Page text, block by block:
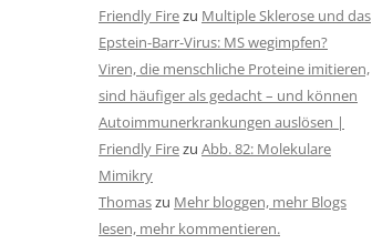
Friendly Firezu Multiple Sklerose und das
Epstein-Barr-Virus: MS wegimpfen?
Viren, die menschliche Proteine imitieren,
sind häufiger als gedacht – und können
Autoimmunerkrankungen auslösen |
Friendly Firezu Abb. 82: Molekulare
Mimikry
Thomaszu Mehr bloggen, mehr Blogs
lesen, mehr kommentieren.